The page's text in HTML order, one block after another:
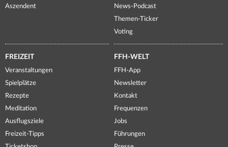
Aszendent
News-Podcast
Themen-Ticker
Voting
FREIZEIT
Veranstaltungen
Spielplätze
Rezepte
Meditation
Ausflugsziele
Freizeit-Tipps
FFH-WELT
FFH-App
Newsletter
Kontakt
Frequenzen
Jobs
Führungen